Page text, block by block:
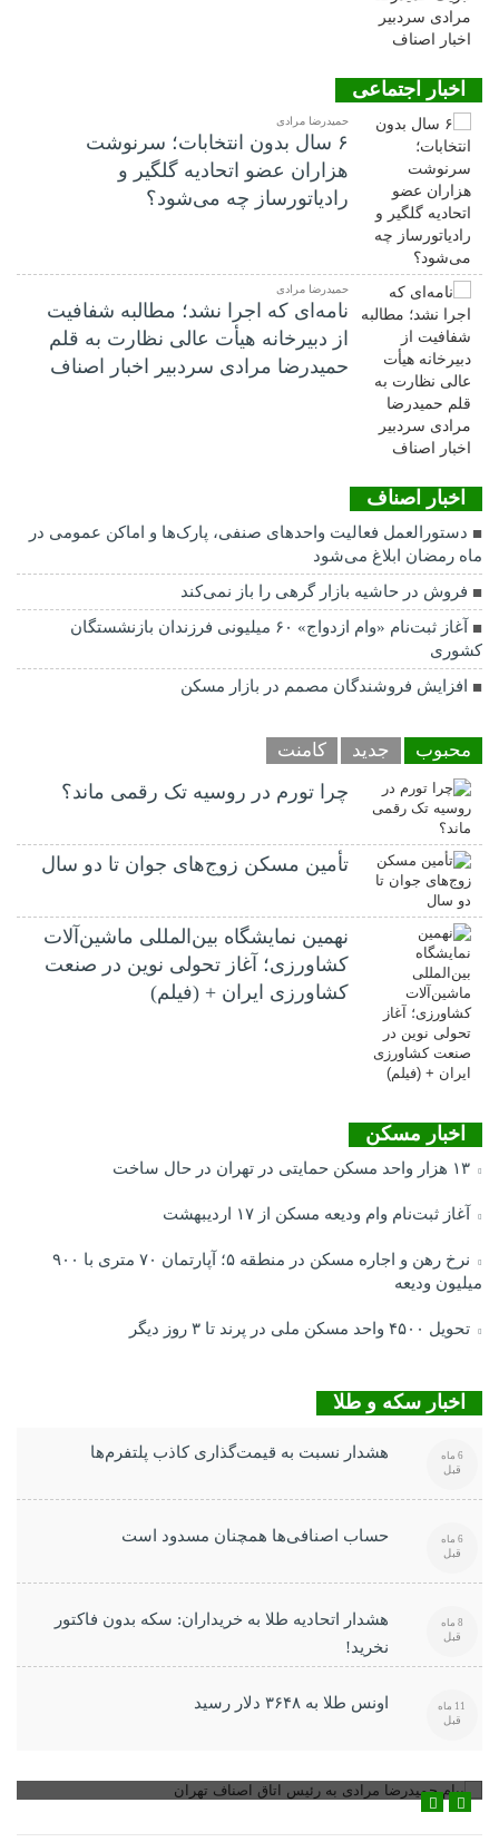
اخبار اجتماعی
حمیدرضا مرادی
۶ سال بدون انتخابات؛ سرنوشت
هزاران عضو اتحادیه گلگیر و
رادیاتورساز چه می‌شود؟
حمیدرضا مرادی
نامه‌ای که اجرا نشد؛ مطالبه شفافیت
از دبیرخانه هیأت عالی نظارت به قلم
حمیدرضا مرادی سردبیر اخبار اصناف
اخبار اصناف
دستورالعمل فعالیت واحدهای صنفی، پارک‌ها و اماکن عمومی در
ماه رمضان ابلاغ می‌شود
فروش در حاشیه بازار گرهی را باز نمی‌کند
آغاز ثبت‌نام «وام ازدواج» ۶۰ میلیونی فرزندان بازنشستگان
کشوری
افزایش فروشندگان مصمم در بازار مسکن
محبوب جدید کامنت
چرا تورم در روسیه تک رقمی ماند؟
تأمین مسکن زوج‌های جوان تا دو سال
نهمین نمایشگاه بین‌المللی ماشین‌آلات
کشاورزی؛ آغاز تحولی نوین در صنعت
کشاورزی ایران + (فیلم)
اخبار مسکن
آغاز ثبت‌نام وام ودیعه مسکن از ۱۷ اردیبهشت
نرخ‌ رهن و اجاره مسکن در منطقه ۵؛ آپارتمان ۷۰ متری با ۹۰۰
میلیون ودیعه
تحویل ۴۵۰۰ واحد مسکن ملی در پرند تا ۳ روز دیگر
اخبار سکه و طلا
هشدار نسبت به قیمت‌گذاری کاذب پلتفرم‌ها 6 ماه
قبل
حساب اصنافی‌ها همچنان مسدود است 6 ماه
قبل
هشدار اتحادیه طلا به خریداران: سکه بدون فاکتور
نخرید!
8 ماه
قبل
اونس طلا به ۳۶۴۸ دلار رسید 11 ماه
قبل